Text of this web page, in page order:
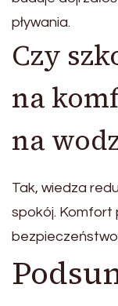
pływania.
Czy
na
na
Tak, wiedza
spokój. Komfort